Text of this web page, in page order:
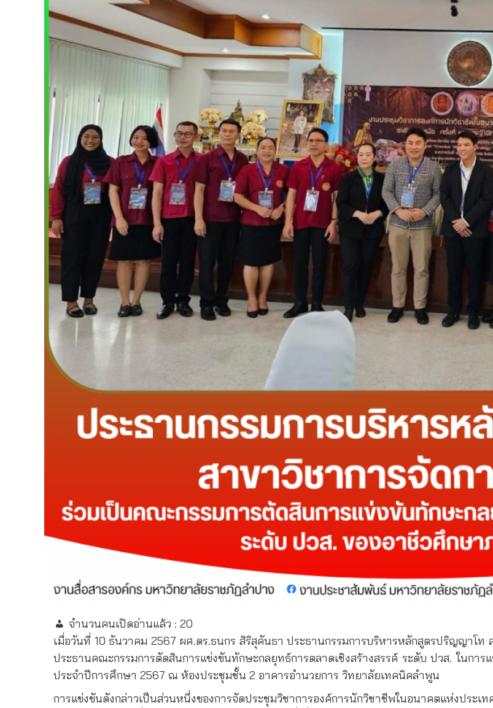
จำนวนคนเปิดอ่านแล้ว : 20
เมื่อวันที่ 10 ธันวาคม 2567 ผศ.ดร.ธนกร สิริสุคันธา ประธานกรรมการบริหารหลักสูตรปริญญาโ
ประธานคณะกรรมการตัดสินการแข่งขันทักษะกลยุทธ์การตลาดเชิงสร้างสรรค์ ระดับ ปวส. ในก
ประจำปีการศึกษา 2567 ณ ห้องประชุมชั้น 2 อาคารอำนวยการ วิทยาลัยเทคนิคลำพูน
การแข่งขันดังกล่าวเป็นส่วนหนึ่งของการจัดประชุมวิชาการองค์การนักวิชาชีพในอนาคตแห่ง